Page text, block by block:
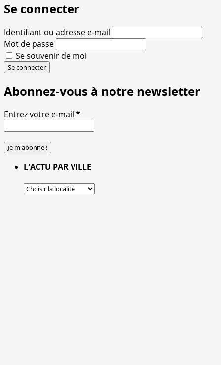
Se connecter
Identifiant ou adresse e-mail
Mot de passe
Se souvenir de moi
Se connecter
Abonnez-vous à notre newsletter
Entrez votre e-mail *
L'ACTU PAR VILLE